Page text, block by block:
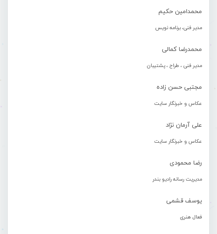
محمدامین حکیم
مدیر فنی، برنامه نویس
محمدرضا کمالی
مدیر فنی ، طراح ، پشتیبان
مجتبی حسن زاده
عکاس و خبرنگار سایت
علی آرمان نژاد
عکاس و خبرنگار سایت
رضا محمودی
مدیریت رسانه رادیو بندر
یوسف قشمی
فعال هنری